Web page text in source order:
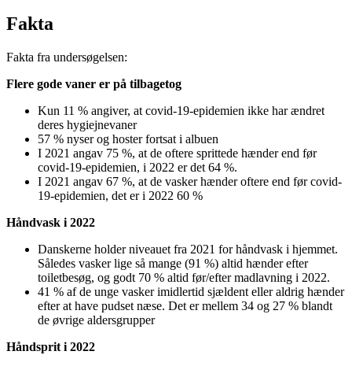
Fakta
Fakta fra undersøgelsen:
Flere gode vaner er på tilbagetog
Kun 11 % angiver, at covid-19-epidemien ikke har ændret
deres hygiejnevaner
57 % nyser og hoster fortsat i albuen
I 2021 angav 75 %, at de oftere sprittede hænder end før
covid-19-epidemien, i 2022 er det 64 %.
I 2021 angav 67 %, at de vasker hænder oftere end før covid-
19-epidemien, det er i 2022 60 %
Håndvask i 2022
Danskerne holder niveauet fra 2021 for håndvask i hjemmet.
Således vasker lige så mange (91 %) altid hænder efter
toiletbesøg, og godt 70 % altid før/efter madlavning i 2022.
41 % af de unge vasker imidlertid sjældent eller aldrig hænder
efter at have pudset næse. Det er mellem 34 og 27 % blandt
de øvrige aldersgrupper
Håndsprit i 2022